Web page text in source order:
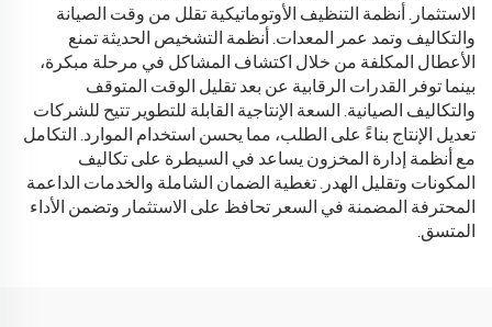
الاستثمار. أنظمة التنظيف الأوتوماتيكية تقلل من وقت الصيانة
والتكاليف وتمد عمر المعدات. أنظمة التشخيص الحديثة تمنع
الأعطال المكلفة من خلال اكتشاف المشاكل في مرحلة مبكرة،
بينما توفر القدرات الرقابية عن بعد تقليل الوقت المتوقف
والتكاليف الصيانية. السعة الإنتاجية القابلة للتطوير تتيح للشركات
تعديل الإنتاج بناءً على الطلب، مما يحسن استخدام الموارد. التكامل
مع أنظمة إدارة المخزون يساعد في السيطرة على تكاليف
المكونات وتقليل الهدر. تغطية الضمان الشاملة والخدمات الداعمة
المحترفة المضمنة في السعر تحافظ على الاستثمار وتضمن الأداء
المتسق.